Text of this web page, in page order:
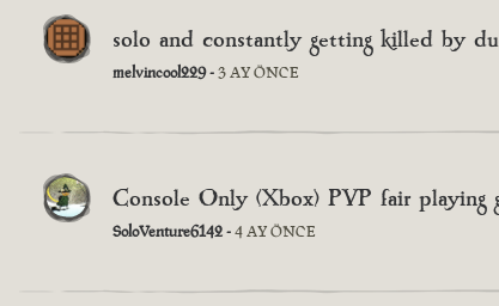
solo and constantly getting killed by
melvincool229 -3 AY ÖNCE
Console Only (Xbox) PVP fair playing
SoloVenture6142 -4 AY ÖNCE